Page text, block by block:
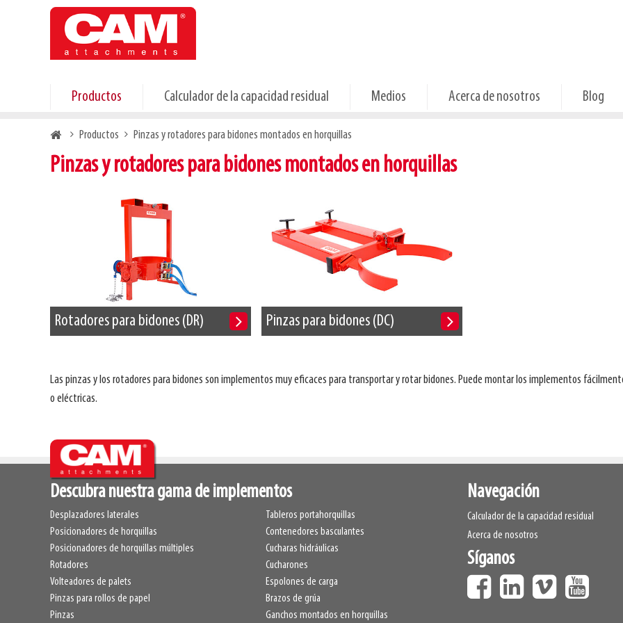
Productos Calculador de la capacidad residual Medios Acerca de nosotros Blog
BreadcrumbProductos Pinzas y rotadores para bidones montados en horquillas
Pinzas y rotadores para bidones montados en horquillas
Rotadores para bidones (DR) Pinzas para bidones (DC)
Las pinzas y los rotadores para bidones son implementos muy eficaces para transportar y rotar bidones. Puede montar los implementos
o eléctricas.
Descubra nuestra gama de implementos
Desplazadores laterales
Posicionadores de horquillas
Posicionadores de horquillas múltiples
Rotadores
Volteadores de palets
Pinzas para rollos de papel
Pinzas
Tableros portahorquillas
Contenedores basculantes
Cucharas hidráulicas
Cucharones
Espolones de carga
Brazos de grúa
Ganchos montados en horquillas
Navegación
Calculador de la capacidad residual
Acerca de nosotros
Síganos